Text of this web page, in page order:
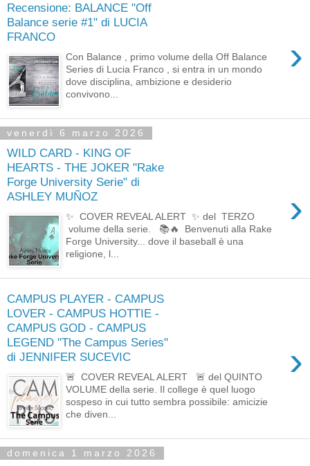
Recensione: BALANCE "Off
Balance serie #1" di LUCIA
FRANCO
›
Con Balance , primo volume della Off Balance
Series di Lucia Franco , si entra in un mondo
dove disciplina, ambizione e desiderio
convivono...
venerdì 6 marzo 2026
WILD CARD - KING OF
HEARTS - THE JOKER "Rake
Forge University Serie" di
ASHLEY MUÑOZ
›
✨ COVER REVEAL ALERT ✨ del TERZO
volume della serie. 📚🔥 Benvenuti alla Rake
Forge University... dove il baseball è una
religione, l...
CAMPUS PLAYER - CAMPUS
LOVER - CAMPUS HOTTIE -
CAMPUS GOD - CAMPUS
LEGEND "The Campus Series"
di JENNIFER SUCEVIC
›
🚨 COVER REVEAL ALERT 🚨 del QUINTO
VOLUME della serie. Il college è quel luogo
sospeso in cui tutto sembra possibile: amicizie
che diven...
domenica 1 marzo 2026